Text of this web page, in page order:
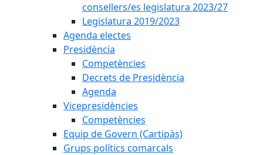
consellers/es legislatura 2023/27
Legislatura 2019/2023
Agenda electes
Presidència
Competències
Decrets de Presidència
Agenda
Vicepresidències
Competències
Equip de Govern (Cartipàs)
Grups polítics comarcals